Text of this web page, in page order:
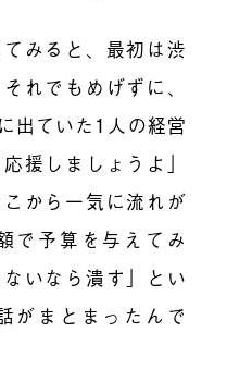
みると、最初は渋
れでもめげずに、
出ていた1人の経営
援しましょうよ」
から一気に流れが
で予算を与えてみ
いなら潰す」とい
がまとまったんで